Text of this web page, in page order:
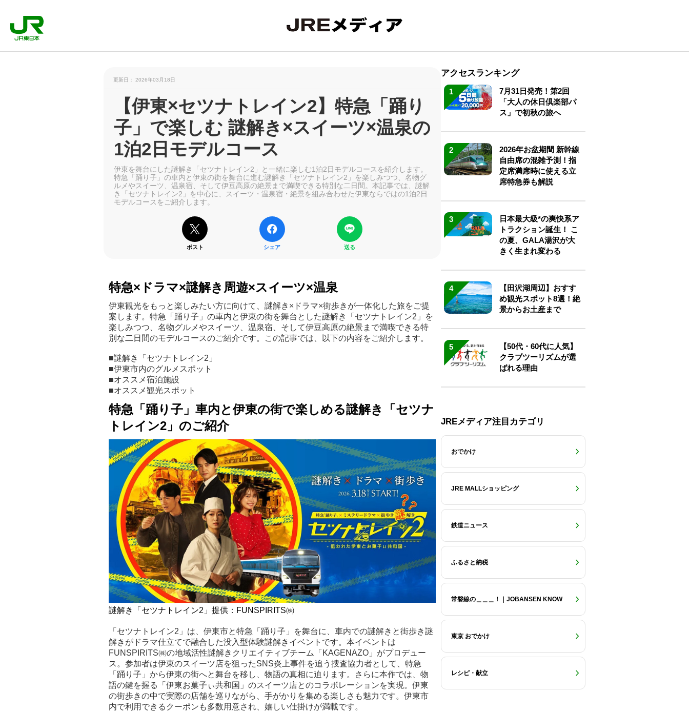
更新日： 2026年03月18日
【伊東×セツナトレイン2】特急「踊り
子」で楽しむ 謎解き×スイーツ×温泉の
1泊2日モデルコース
伊東を舞台にした謎解き「セツナトレイン2」と一緒に楽しむ1泊2日モデルコースを紹介します。
特急「踊り子」の車内と伊東の街を舞台に進む謎解き「セツナトレイン2」を楽しみつつ、名物グ
ルメやスイーツ、温泉宿、そして伊豆高原の絶景まで満喫できる特別な二日間。本記事では、謎解
き「セツナトレイン2」を中心に、スイーツ・温泉宿・絶景を組み合わせた伊東ならではの1泊2日
モデルコースをご紹介します。
ポスト シェア 送る
特急×ドラマ×謎解き周遊×スイーツ×温泉
伊東観光をもっと楽しみたい方に向けて、謎解き×ドラマ×街歩きが一体化した旅をご提
案します。特急「踊り子」の車内と伊東の街を舞台とした謎解き「セツナトレイン2」を
楽しみつつ、名物グルメやスイーツ、温泉宿、そして伊豆高原の絶景まで満喫できる特
別な二日間のモデルコースのご紹介です。この記事では、以下の内容をご紹介します。
■謎解き「セツナトレイン2」
■伊東市内のグルメスポット
■オススメ宿泊施設
■オススメ観光スポット
特急「踊り子」車内と伊東の街で楽しめる謎解き「セツナ
トレイン2」のご紹介
謎解き「セツナトレイン2」提供：FUNSPIRITS㈱
「セツナトレイン2」は、伊東市と特急「踊り子」を舞台に、車内での謎解きと街歩き謎
解きがドラマ仕立てで融合した没入型体験謎解きイベントです。本イベントは
FUNSPIRITS㈱の地域活性謎解きクリエイティブチーム「KAGENAZO」がプロデュー
ス。参加者は伊東のスイーツ店を狙ったSNS炎上事件を追う捜査協力者として、特急
「踊り子」から伊東の街へと舞台を移し、物語の真相に迫ります。さらに本作では、物
語の鍵を握る「伊東お菓子ぃ共和国」のスイーツ店とのコラボレーションを実現。伊東
の街歩きの中で実際の店舗を巡りながら、手がかりを集める楽しさも魅力です。伊東市
内で利用できるクーポンも多数用意され、嬉しい仕掛けが満載です。
アクセスランキング
1
7月31日発売！第2回
「大人の休日倶楽部パ
ス」で初秋の旅へ
2
2026年お盆期間 新幹線
自由席の混雑予測！指
定席満席時に使える立
席特急券も解説
3
日本最大級*の爽快系ア
トラクション誕生！ こ
の夏、GALA湯沢が大
きく生まれ変わる
4
【田沢湖周辺】おすす
め観光スポット8選！絶
景からお土産まで
5
【50代・60代に人気】
クラブツーリズムが選
ばれる理由
JREメディア注目カテゴリ
おでかけ
JRE MALLショッピング
鉄道ニュース
ふるさと納税
常磐線の＿＿＿！｜JOBANSEN KNOW
東京 おでかけ
レシピ・献立